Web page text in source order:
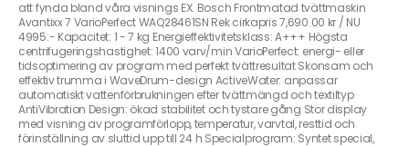
att fynda bland våra visnings EX. Bosch Frontmatad tvättmaskin
Avantixx 7 VarioPerfect WAQ28461SN Rek cirkapris 7,690.00 kr / NU
4995:- Kapacitet: 1 - 7 kg Energieffektivitetsklass: A+++ Högsta
centrifugeringshastighet: 1400 varv/min VarioPerfect: energi- eller
tidsoptimering av program med perfekt tvättresultat Skonsam och
effektiv trumma i WaveDrum-design ActiveWater: anpassar
automatiskt vattenförbrukningen efter tvättmängd och textiltyp
AntiVibration Design: ökad stabilitet och tystare gång Stor display
med visning av programförlopp, temperatur, varvtal, resttid och
förinställning av sluttid upp till 24 h Specialprogram: Syntet special,